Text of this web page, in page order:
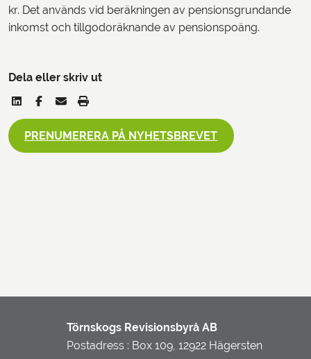
kr. Det används vid beräkningen av pensionsgrundande
inkomst och tillgodoräknande av pensionspoäng.
Dela eller skriv ut
PRENUMERERA PÅ NYHETSBREVET
Törnskogs Revisionsbyrå AB
Postadress : Box 109, 12922 Hägersten